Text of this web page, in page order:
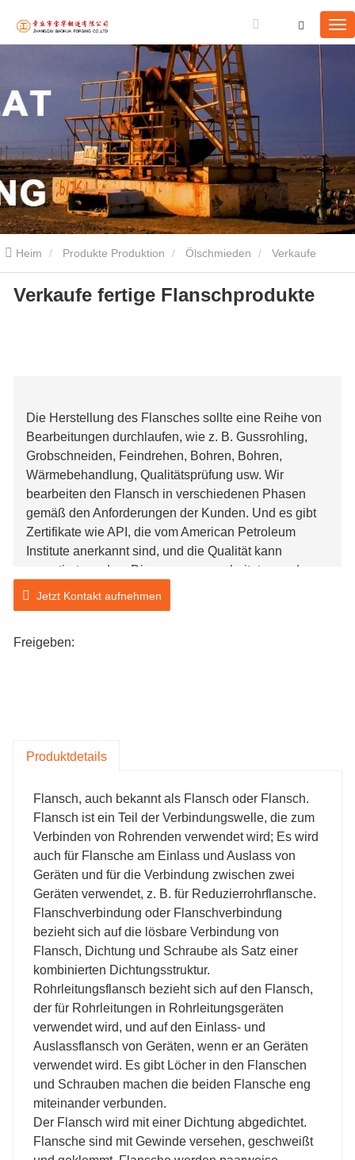
Heim Produkte Produktion Ölschmieden
fertige Flanschprodukte
Verkaufe fertige Flanschprodukte
Die Herstellung des Flansches sollte eine Reihe von
Bearbeitungen durchlaufen, wie z. B. Gussrohling,
Grobschneiden, Feindrehen, Bohren, Bohren,
Wärmebehandlung, Qualitätsprüfung usw. Wir
bearbeiten den Flansch in verschiedenen Phasen
gemäß den Anforderungen der Kunden. Und es gibt
Zertifikate wie API, die vom American Petroleum
Institute anerkannt sind, und die Qualität kann
garantiert werden. Die von uns verarbeiteten und
produzierten Flansche werden hauptsächlich in der
Erdöl- und Baumaschinen- und Anlagenindustrie
verwendeten Materialien sind flexibel und können
werden kann.
Jetzt Kontakt aufnehmen
Freigeben:
Produktdetails
Flansch, auch bekannt als Flansch oder Flansch.
Flansch ist ein Teil der Verbindungswelle, die zum
Verbinden von Rohrenden verwendet wird; Es wird
auch für Flansche am Einlass und Auslass von
Geräten und für die Verbindung zwischen zwei
Geräten verwendet, z. B. für Reduzierrohrflansche.
Flanschverbindung oder Flanschverbindung
bezieht sich auf die lösbare Verbindung von
Flansch, Dichtung und Schraube als Satz einer
kombinierten Dichtungsstruktur.
Rohrleitungsflansch bezieht sich auf den Flansch,
der für Rohrleitungen in Rohrleitungsgeräten
verwendet wird, und auf den Einlass- und
Auslassflansch von Geräten, wenn er an Geräten
verwendet wird. Es gibt Löcher in den Flanschen
und Schrauben machen die beiden Flansche eng
miteinander verbunden.
Der Flansch wird mit einer Dichtung abgedichtet.
Flansche sind mit Gewinde versehen, geschweißt